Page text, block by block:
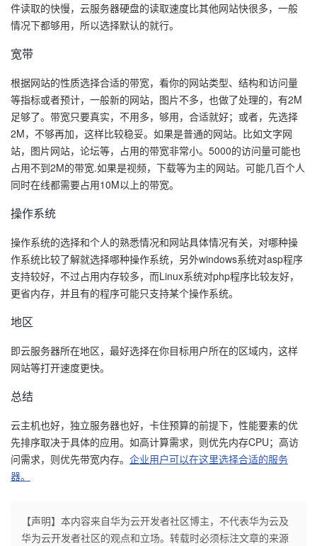
注
验
收
议
件读取的快慢，云服务器硬盘的读取速度比其他网站快很多，一般
情况下都够用，所以选择默认的就行。
宽带
根据网站的性质选择合适的带宽，看你的网站类型、结构和访问量
等指标或者预计，一般新的网站，图片不多，也做了处理的，有2M
足够了。带宽只要真实，不用多，够用，合适就好；或者，先选择
2M，不够再加，这样比较稳妥。如果是普通的网站。比如文字网
站，图片网站，论坛等，占用的带宽非常小。5000的访问量可能也
占用不到2M的带宽.如果是视频，下载等为主的网站。可能几百个人
同时在线都需要占用10M以上的带宽。
操作系统
操作系统的选择和个人的熟悉情况和网站具体情况有关，对哪种操
作系统比较了解就选择哪种操作系统，另外windows系统对asp程序
支持较好，不过占用内存较多，而Linux系统对php程序比较友好，
更省内存，并且有的程序可能只支持某个操作系统。
地区
即云服务器所在地区，最好选择在你目标用户所在的区域内，这样
网站等打开速度更快。
总结
云主机也好，独立服务器也好，卡住预算的前提下，性能要素的优
先排序取决于具体的应用。如高计算需求，则优先内存CPU；高访
问需求，则优先带宽内存。 企业用户可以在这里选择合适的服务
器。
【声明】本内容来自华为云开发者社区博主，不代表华为云及
华为云开发者社区的观点和立场。转载时必须标注文章的来源